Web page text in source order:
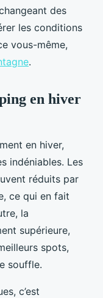
des
les conditions
vous-même,
.
en hiver
en hiver,
indéniables. Les
réduits par
ce qui en fait
la
supérieure,
spots,
souffle.
c’est